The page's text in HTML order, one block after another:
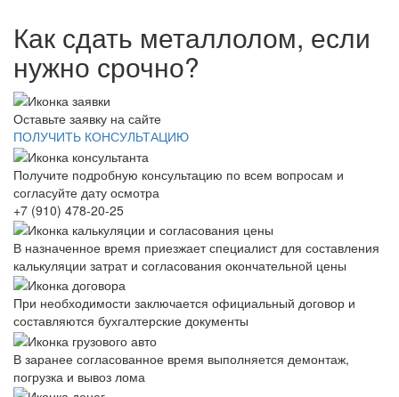
Как сдать металлолом, если
нужно срочно?
Оставьте заявку на сайте
ПОЛУЧИТЬ КОНСУЛЬТАЦИЮ
Получите подробную консультацию по всем вопросам и
согласуйте дату осмотра
+7 (910) 478-20-25
В назначенное время приезжает специалист для составления
калькуляции затрат и согласования окончательной цены
При необходимости заключается официальный договор и
составляются бухгалтерские документы
В заранее согласованное время выполняется демонтаж,
погрузка и вывоз лома